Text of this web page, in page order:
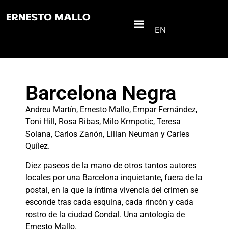
EN
Barcelona Negra
Andreu Martín, Ernesto Mallo, Empar Fernández,
Toni Hill, Rosa Ribas, Milo Krmpotic, Teresa
Solana, Carlos Zanón, Lilian Neuman y Carles
Quílez.
Diez paseos de la mano de otros tantos autores
locales por una Barcelona inquietante, fuera de la
postal, en la que la íntima vivencia del crimen se
esconde tras cada esquina, cada rincón y cada
rostro de la ciudad Condal. Una antología de
Ernesto Mallo.